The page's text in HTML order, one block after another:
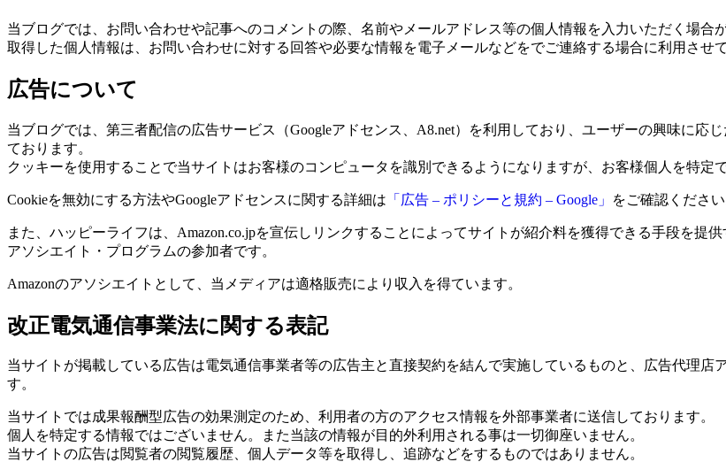
当ブログでは、お問い合わせや記事へのコメントの際、名前やメールアドレス等の個人情報を入力いただく場合
取得した個人情報は、お問い合わせに対する回答や必要な情報を電子メールなどをでご連絡する場合に利用させ
広告について
当ブログでは、第三者配信の広告サービス（Googleアドセンス、A8.net）を利用しており、ユーザーの興味に応
ております。
クッキーを使用することで当サイトはお客様のコンピュータを識別できるようになりますが、お客様個人を特定
Cookieを無効にする方法やGoogleアドセンスに関する詳細は 「広告 – ポリシーと規約 – Google」 をご確認ください
また、ハッピーライフは、Amazon.co.jpを宣伝しリンクすることによってサイトが紹介料を獲得できる手段を提
アソシエイト・プログラムの参加者です。
Amazonのアソシエイトとして、当メディアは適格販売により収入を得ています。
改正電気通信事業法に関する表記
当サイトが掲載している広告は電気通信事業者等の広告主と直接契約を結んで実施しているものと、広告代理
す。
当サイトでは成果報酬型広告の効果測定のため、利用者の方のアクセス情報を外部事業者に送信しております。
個人を特定する情報ではございません。また当該の情報が目的外利用される事は一切御座いません。
当サイトの広告は閲覧者の閲覧履歴、個人データ等を取得し、追跡などをするものではありません。